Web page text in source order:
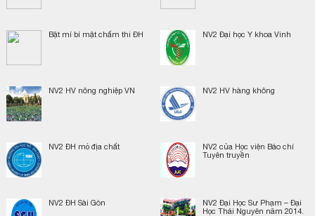
Bật mí bí mật chấm thi ĐH NV2 Đại học Y khoa Vinh
NV2 HV nông nghiệp VN NV2 HV hàng không
NV2 ĐH mỏ địa chất
NV2 của Học viện Báo chí
Tuyên truyền
NV2 ĐH Sài Gòn
NV2 Đại Học Sư Phạm – Đại
Học Thái Nguyên năm 2014.